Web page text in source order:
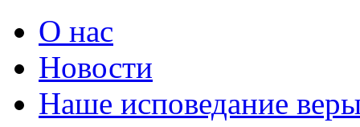
О нас
Новости
Наше исповедание